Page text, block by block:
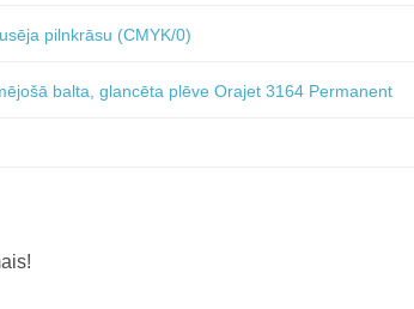
pilnkrāsu (CMYK/0)
balta, glancēta plēve Orajet 3164 Permanent